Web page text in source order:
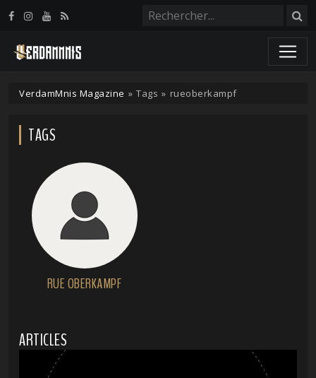
VerdamMnis Magazine » Tags » rueoberkampf
TAGS
RUE OBERKAMPF
ARTICLES
Panneau de gestion des cookies